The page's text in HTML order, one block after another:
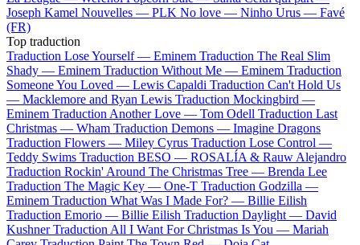
Joseph Kamel Nouvelles — PLK No love — Ninho Urus — Favé
(FR)
Top traduction
Traduction Lose Yourself — Eminem Traduction The Real Slim
Shady — Eminem Traduction Without Me — Eminem Traduction
Someone You Loved — Lewis Capaldi Traduction Can't Hold Us
— Macklemore and Ryan Lewis Traduction Mockingbird —
Eminem Traduction Another Love — Tom Odell Traduction Last
Christmas — Wham Traduction Demons — Imagine Dragons
Traduction Flowers — Miley Cyrus Traduction Lose Control —
Teddy Swims Traduction BESO — ROSALÍA & Rauw Alejandro
Traduction Rockin' Around The Christmas Tree — Brenda Lee
Traduction The Magic Key — One-T Traduction Godzilla —
Eminem Traduction What Was I Made For? — Billie Eilish
Traduction Emorio — Billie Eilish Traduction Daylight — David
Kushner Traduction All I Want For Christmas Is You — Mariah